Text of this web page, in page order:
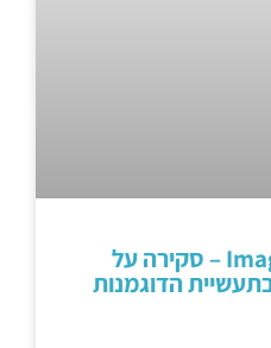
Image Models Agency – סקירה על
הדוגמנות